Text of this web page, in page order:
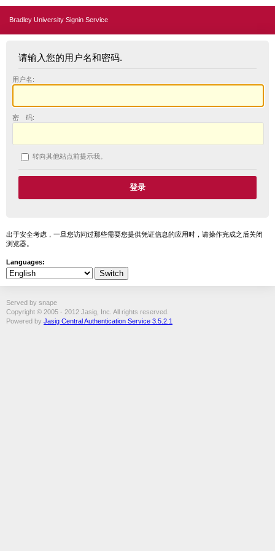
Bradley University Signin Service
请输入您的用户名和密码.
用户名:
密 码:
转向其他站点前提示我。
出于安全考虑，一旦您访问过那些需要您提供凭证信息的应用时，请操作完成之后关闭
浏览器。
Languages:
Served by snape
Copyright © 2005 - 2012 Jasig, Inc. All rights reserved.
Powered by Jasig Central Authentication Service 3.5.2.1